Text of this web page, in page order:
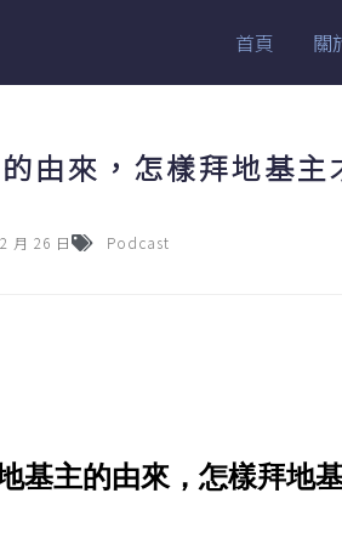
首頁 關
由來，怎樣拜地基主
月 26 日 Podcast